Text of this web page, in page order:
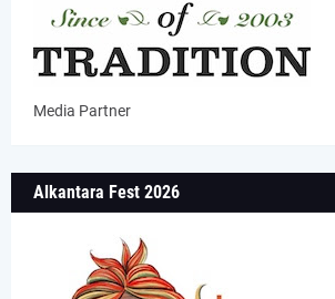
Media Partner
Alkantara Fest 2026